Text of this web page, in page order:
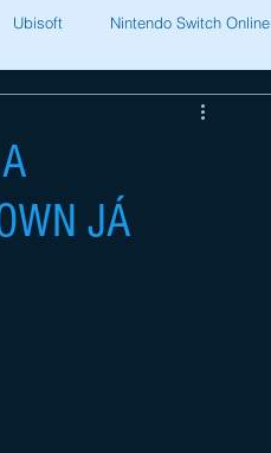
Ubisoft Nintendo Switch Online
CD Projekt Red
JÁ